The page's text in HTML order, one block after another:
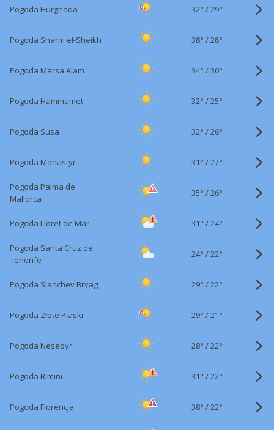
Pogoda Hurghada 32° /29°
Pogoda Sharm el-Sheikh 38° /28°
Pogoda Marsa Alam 34° /30°
Pogoda Hammamet 32° /25°
Pogoda Susa 32° /26°
Pogoda Monastyr 31° /27°
Pogoda Palma de
Mallorca
35° /26°
Pogoda Lloret de Mar 31° /24°
Pogoda Santa Cruz de
Tenerife
24° /22°
Pogoda Slanchev Bryag 29° /22°
Pogoda Złote Piaski 29° /21°
Pogoda Nesebyr 28° /22°
Pogoda Rimini 31° /22°
Pogoda Florencja 38° /22°